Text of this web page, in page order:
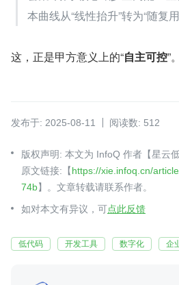
本曲线从“线性抬升”转为“随复用
这，正是甲方意义上的“自主可控”。
发布于: 2025-08-11 阅读数: 512
版权声明: 本文为 InfoQ 作者【星云
原文链接:【https://xie.infoq.cn/
74b】。文章转载请联系作者。
如对本文有异议，可点此反馈
低代码 开发工具 数字化 企